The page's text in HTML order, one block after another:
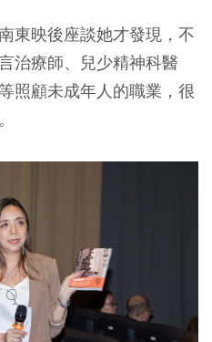
東映後座談她才發現，不
治療師、兒少精神科醫
照顧未成年人的職業，很